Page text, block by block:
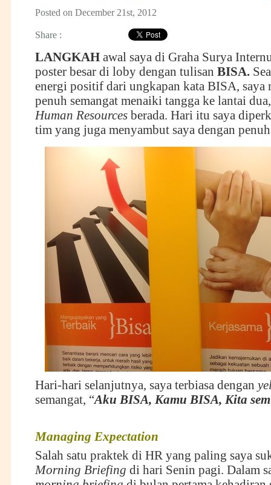
Posted on December 21st, 2012
Share :
LANGKAHawal saya di Graha Surya
poster besar di loby dengan tulisan BISA.
energi positif dari ungkapan kata BISA, saya
penuh semangat menaiki tangga ke lantai
Human Resourcesberada. Hari itu saya
tim yang juga menyambut saya dengan
Hari-hari selanjutnya, saya terbiasa dengan
semangat, “Aku BISA, Kamu BISA, Kita
Managing Expectation
Salah satu praktek di HR yang paling saya
Morning Briefing di hari Senin pagi. Dalam